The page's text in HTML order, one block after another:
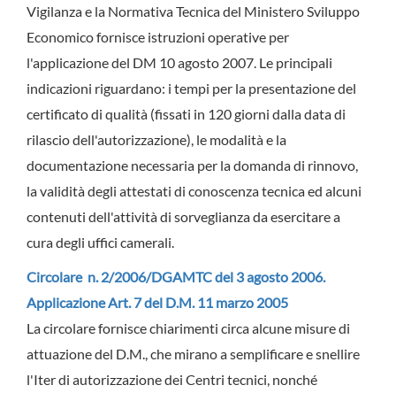
Vigilanza e la Normativa Tecnica del Ministero Sviluppo
Economico fornisce istruzioni operative per
l'applicazione del DM 10 agosto 2007. Le principali
indicazioni riguardano: i tempi per la presentazione del
certificato di qualità (fissati in 120 giorni dalla data di
rilascio dell'autorizzazione), le modalità e la
documentazione necessaria per la domanda di rinnovo,
la validità degli attestati di conoscenza tecnica ed alcuni
contenuti dell'attività di sorveglianza da esercitare a
cura degli uffici camerali.
Circolare n. 2/2006/DGAMTC del 3 agosto 2006.
Applicazione Art. 7 del D.M. 11 marzo 2005
La circolare fornisce chiarimenti circa alcune misure di
attuazione del D.M., che mirano a semplificare e snellire
l'Iter di autorizzazione dei Centri tecnici, nonché